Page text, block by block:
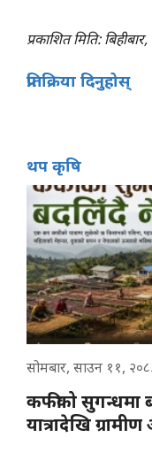
प्रकाशित मिति:
प्रतिक्रिया दिनुहोस्
थप कृषि
सोमबार, साउन ११,
कफीको सुगन्धमा
यात्रादेखि